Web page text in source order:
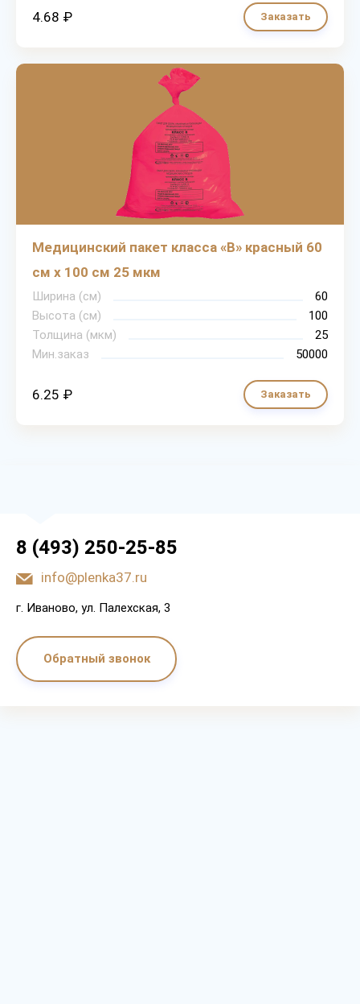
4.68 ₽ Заказать
Медицинский пакет класса «В» красный 60
см х 100 см 25 мкм
Ширина (см)
60
Высота (см)
100
Толщина (мкм)
25
Мин.заказ
50000
6.25 ₽ Заказать
8 (493) 250-25-85
info@plenka37.ru
г. Иваново, ул. Палехская, 3
Обратный звонок